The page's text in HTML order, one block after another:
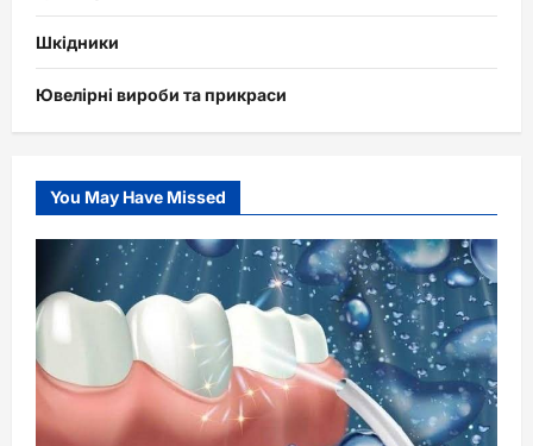
Шкідники
Ювелірні вироби та прикраси
You May Have Missed